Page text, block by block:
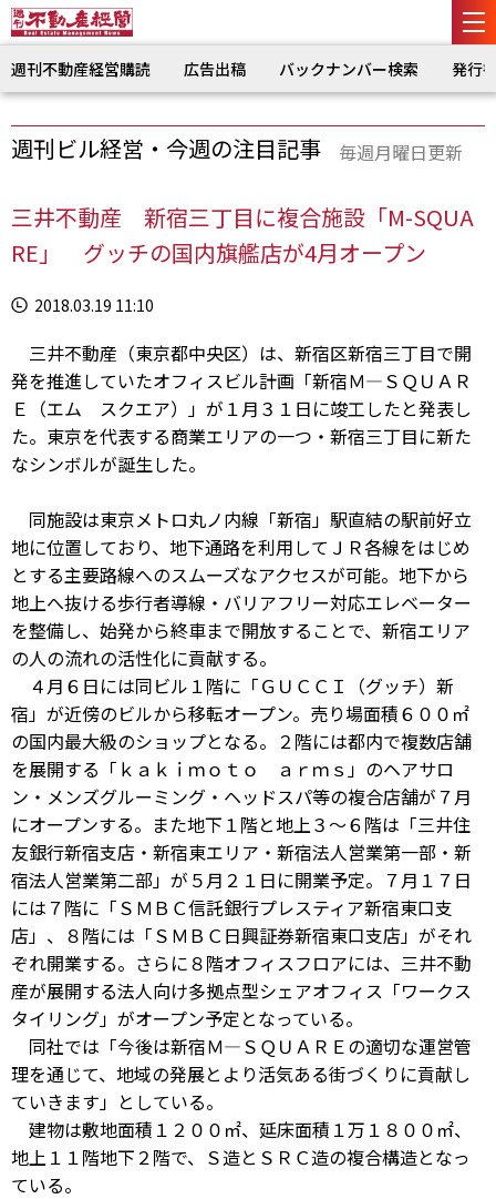
週刊不動産経営購読 広告出稿 バックナンバー検索 発行
週刊ビル経営・今週の注目記事 毎週月曜日更新
三井不動産 新宿三丁目に複合施設「M-SQUA
RE」 グッチの国内旗艦店が4月オープン
2018.03.19 11:10
三井不動産（東京都中央区）は、新宿区新宿三丁目で開
発を推進していたオフィスビル計画「新宿Ｍ―ＳＱＵＡＲ
Ｅ（エム スクエア）」が１月３１日に竣工したと発表し
た。東京を代表する商業エリアの一つ・新宿三丁目に新た
なシンボルが誕生した。
同施設は東京メトロ丸ノ内線「新宿」駅直結の駅前好立
地に位置しており、地下通路を利用してＪＲ各線をはじめ
とする主要路線へのスムーズなアクセスが可能。地下から
地上へ抜ける歩行者導線・バリアフリー対応エレベーター
を整備し、始発から終車まで開放することで、新宿エリア
の人の流れの活性化に貢献する。
４月６日には同ビル１階に「ＧＵＣＣＩ（グッチ）新
宿」が近傍のビルから移転オープン。売り場面積６００㎡
の国内最大級のショップとなる。２階には都内で複数店舗
を展開する「ｋａｋｉｍｏｔｏ ａｒｍｓ」のヘアサロ
ン・メンズグルーミング・ヘッドスパ等の複合店舗が７月
にオープンする。また地下１階と地上３～６階は「三井住
友銀行新宿支店・新宿東エリア・新宿法人営業第一部・新
宿法人営業第二部」が５月２１日に開業予定。７月１７日
には７階に「ＳＭＢＣ信託銀行プレスティア新宿東口支
店」、８階には「ＳＭＢＣ日興証券新宿東口支店」がそれ
ぞれ開業する。さらに８階オフィスフロアには、三井不動
産が展開する法人向け多拠点型シェアオフィス「ワークス
タイリング」がオープン予定となっている。
同社では「今後は新宿Ｍ―ＳＱＵＡＲＥの適切な運営管
理を通じて、地域の発展とより活気ある街づくりに貢献し
ていきます」としている。
建物は敷地面積１２００㎡、延床面積１万１８００㎡、
地上１１階地下２階で、Ｓ造とＳＲＣ造の複合構造となっ
ている。